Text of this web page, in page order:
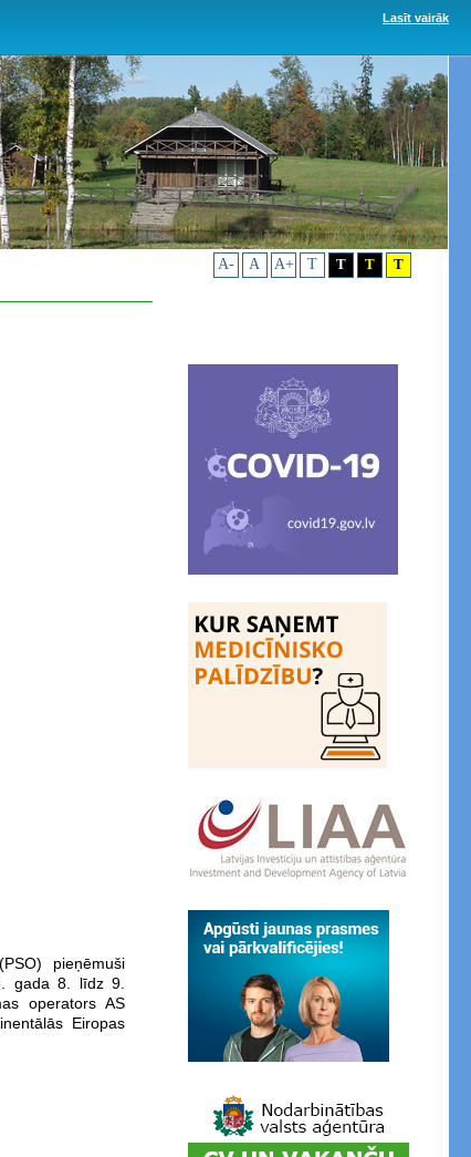
Lasīt vairāk
pieņēmuši
gada 8. līdz 9.
operators AS
Eiropas
A- A A+ T T T T